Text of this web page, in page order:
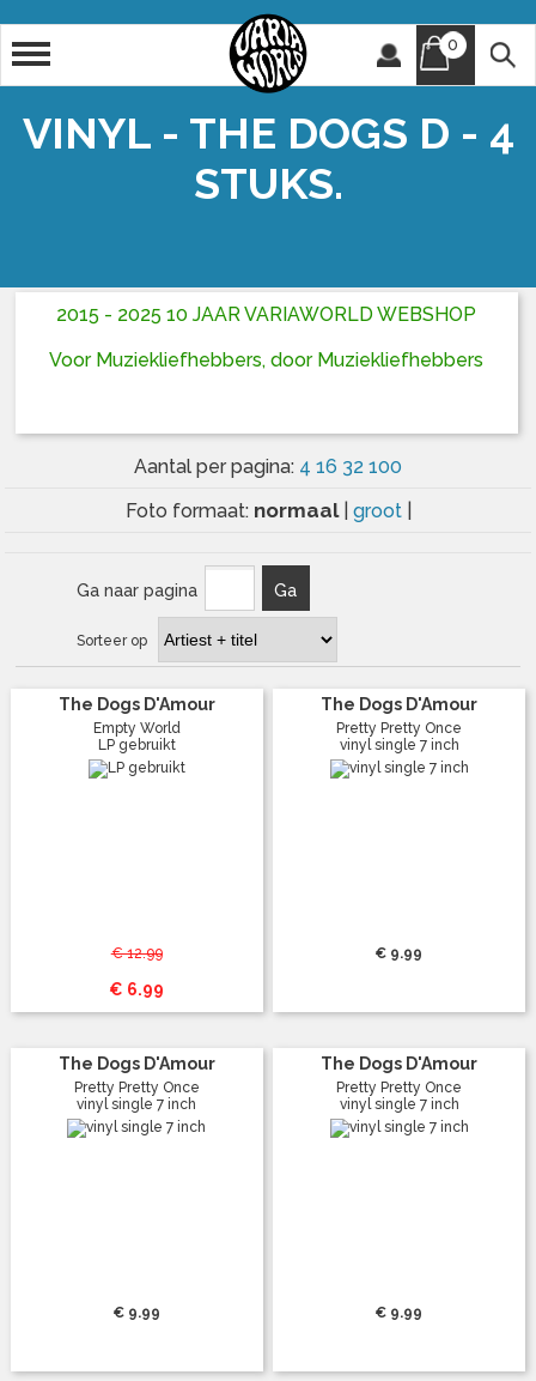
0
VINYL - THE DOGS D - 4
STUKS.
2015 - 2025 10 JAAR VARIAWORLD WEBSHOP
Voor Muziekliefhebbers, door Muziekliefhebbers
Aantal per pagina: 4 16 32 100
Foto formaat: normaal groot
Ga naar pagina Ga
Sorteer op
The Dogs D'Amour
Empty World
LP gebruikt
€ 12.99
€ 6.99
The Dogs D'Amour
Pretty Pretty Once
vinyl single 7 inch
€ 9.99
The Dogs D'Amour
Pretty Pretty Once
vinyl single 7 inch
€ 9.99
The Dogs D'Amour
Pretty Pretty Once
vinyl single 7 inch
€ 9.99